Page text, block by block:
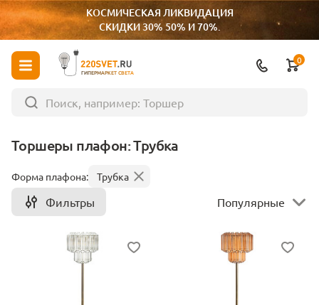
КОСМИЧЕСКАЯ ЛИКВИДАЦИЯ
СКИДКИ 30% 50% И 70%.
ГИПЕРМАРКЕТ СВЕТА
0
Торшеры плафон: Трубка
Форма плафона: Трубка
Фильтры Популярные